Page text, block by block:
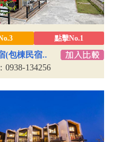
點擊No.1
(包棟民宿..
0938-134256